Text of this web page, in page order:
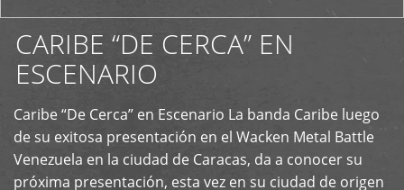
CARIBE “DE CERCA” EN
ESCENARIO
Caribe “De Cerca” en Escenario La banda Caribe luego
de su exitosa presentación en el Wacken Metal Battle
Venezuela en la ciudad de Caracas, da a conocer su
próxima presentación, esta vez en su ciudad de origen